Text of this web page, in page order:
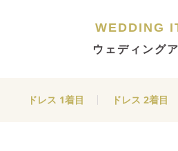
WEDDING
ウェディング
ドレス 1着目 ドレス 2着目